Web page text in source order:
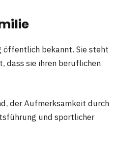
öffentlich bekannt. Sie steht
dass sie ihren beruflichen
der Aufmerksamkeit durch
und sportlicher